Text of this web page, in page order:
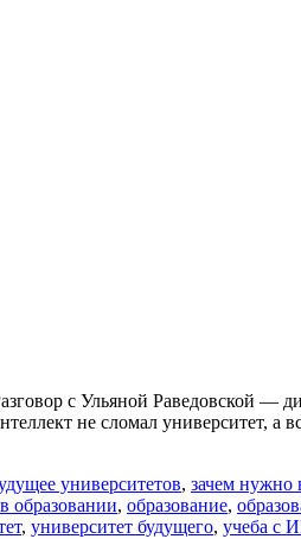
с Ульяной Раведовской —
не сломал университет, а
университетов, зачем нужно
образовании, образование,
, университет будущего, учеба с